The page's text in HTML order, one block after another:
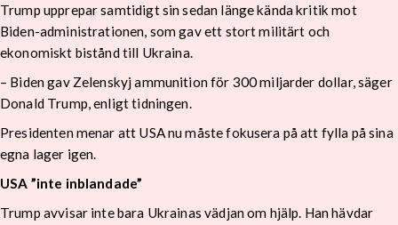
Trump upprepar samtidigt sin sedan länge kända kritik mot
Biden-administrationen, som gav ett stort militärt och
ekonomiskt bistånd till Ukraina.
– Biden gav Zelenskyj ammunition för 300 miljarder dollar, säger
Donald Trump, enligt tidningen.
Presidenten menar att USA nu måste fokusera på att fylla på sina
egna lager igen.
USA ”inte inblandade”
Trump avvisar inte bara Ukrainas vädjan om hjälp. Han hävdar